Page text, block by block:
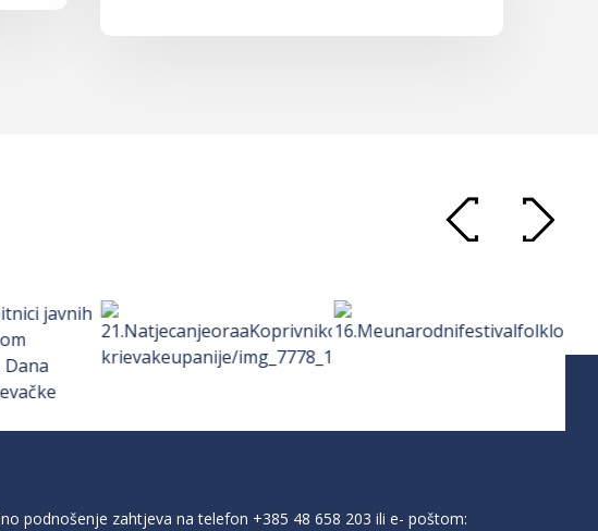
podnošenje zahtjeva na telefon +385 48 658 203 ili e- poštom: